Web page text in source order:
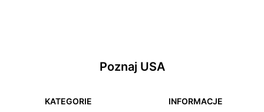
Poznaj USA
KATEGORIE INFORMACJE